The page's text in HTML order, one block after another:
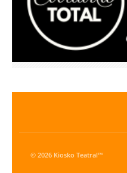
© 2026 Kiosko Teatral™